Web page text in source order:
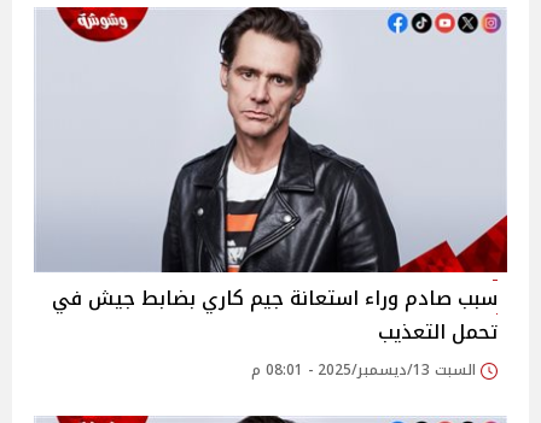
سبب صادم وراء استعانة جيم كاري بضابط جيش في
تحمل التعذيب
السبت 13/ديسمبر/2025 - 08:01 م